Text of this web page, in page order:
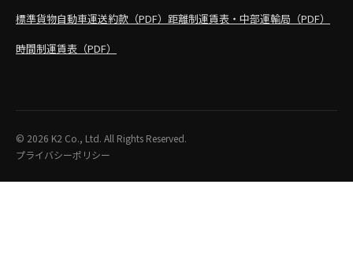
標準貨物自動車運送約款（PDF） 距離制運賃表・中部運輸局（PDF）
時間制運賃表（PDF）
© 2026 K2 Co., Ltd. All Rights Reserved.
プライバシーポリシー